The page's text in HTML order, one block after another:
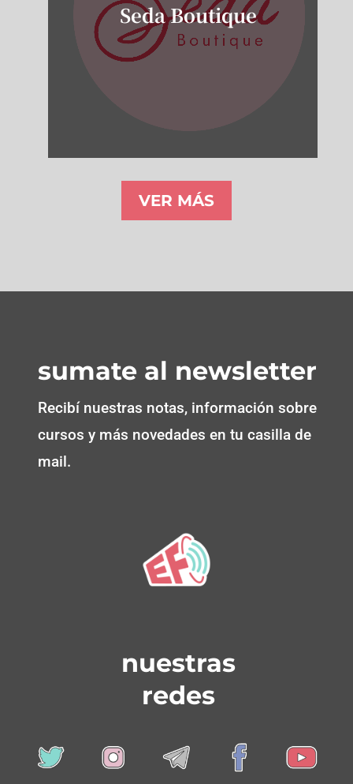
Seda Boutique
VER MÁS
sumate al newsletter
Recibí nuestras notas, información sobre
cursos y más novedades en tu casilla de
mail.
nuestras
redes